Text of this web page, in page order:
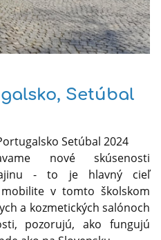
Setúbal
Setúbal 2024
nové skúsenosti
- to je hlavný cieľ
v tomto školskom
a kozmetických salónoch
pozorujú, ako fungujú